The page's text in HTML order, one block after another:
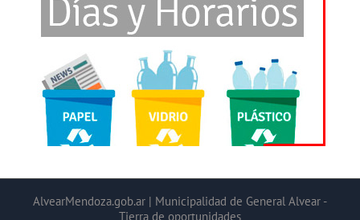
AlvearMendoza.gob.ar | Municipalidad de General Alvear -
Tierra de oportunidades